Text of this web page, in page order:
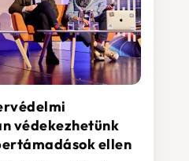
védekezhetünk
ellen